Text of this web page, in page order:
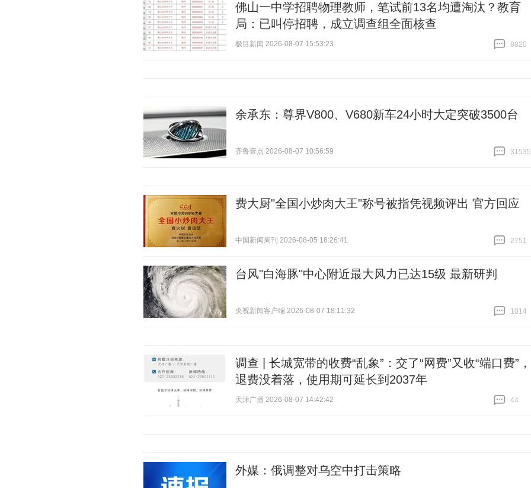
佛山一中学招聘物理教师，笔试前13名均遭淘汰？教育
局：已叫停招聘，成立调查组全面核查
极目新闻 2026-08-07 15:53:23
8820
余承东：尊界V800、V680新车24小时大定突破3500台
齐鲁壹点 2026-08-07 10:56:59
31535
费大厨"全国小炒肉大王"称号被指凭视频评出 官方回应
中国新闻周刊 2026-08-05 18:26:41
2751
台风"白海豚"中心附近最大风力已达15级 最新研判
央视新闻客户端 2026-08-07 18:11:32
1014
调查 | 长城宽带的收费“乱象”：交了“网费”又收“端口费”，
退费没着落，使用期可延长到2037年
天津广播 2026-08-07 14:42:42
44
外媒：俄调整对乌空中打击策略